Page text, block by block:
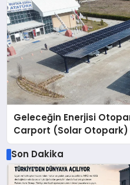
Geleceğin Enerjisi
Carport (Solar Otopark)
Son Dakika